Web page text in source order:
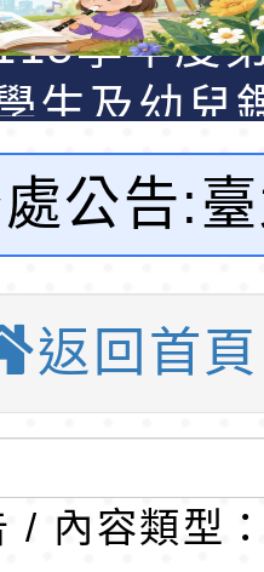
教師甄選
額)
學年度
教師甄選
額)
生及幼兒
版)與學
政府政風
手，綠能
片
70歲以上
「吃得安
休同仁踴
學專業論
好老師：
淨零綠領
農教育專
，歡迎已
園市桃
學年度「
學年度
公告:
科學教
文，將
出「天
文館
返回首頁
/ 內容類型